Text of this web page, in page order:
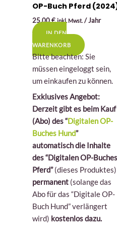
OP-Buch Pferd
25,00€ inkl. Mwst. / Jahr
IN DEN
WARENKORB
Bitte beachten: Sie
müssen eingeloggt sein,
um einkaufen zu können.
Exklusives Angebot:
Derzeit gibt es beim Kauf
(Abo) des “Digitalen OP-
Buches Hund”
automatisch die Inhalte
des “Digitalen OP-Buches
Pferd”(dieses Produktes)
permanent (solange das
Abo für das “Digitale OP-
Buch Hund” verlängert
wird) kostenlos dazu.